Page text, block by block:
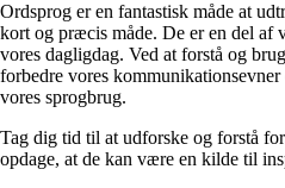
Ordsprog er en fantastisk måde at
kort og præcis måde. De er en del af
vores dagligdag. Ved at forstå og
forbedre vores
vores sprogbrug.
Tag dig tid til at udforske og forstå
opdage, at de kan være en kilde til